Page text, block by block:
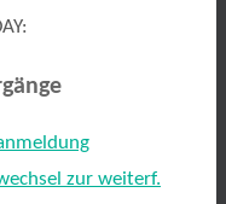
zur weiterf.